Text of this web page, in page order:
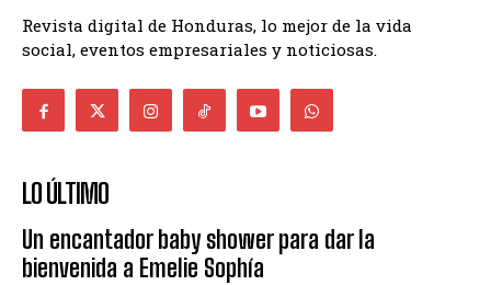
Revista digital de Honduras, lo mejor de la vida
social, eventos empresariales y noticiosas.
LO ÚLTIMO
Un encantador baby shower para dar la
bienvenida a Emelie Sophía